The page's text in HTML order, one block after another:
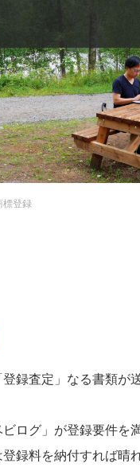
標登録
録査定」なる書類が
ログ」が登録要件を
録料を納付すれば晴